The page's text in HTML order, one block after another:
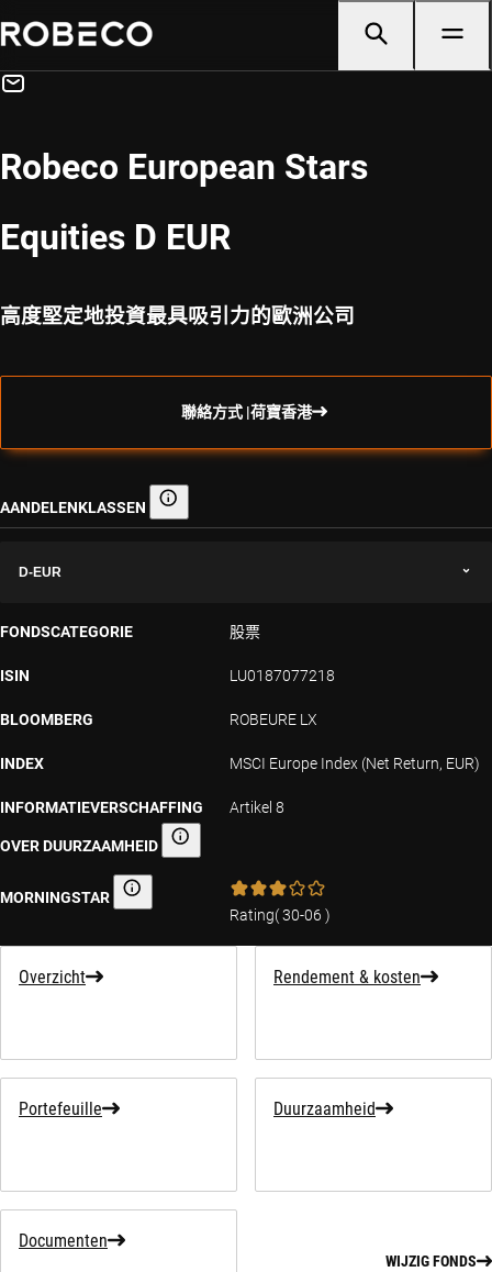
Robeco European Stars
Equities D EUR
高度堅定地投資最具吸引力的歐洲公司
聯絡方式 |荷寶香港
AANDELENKLASSEN Aandelenklassen
D-EUR
FONDSCATEGORIE 股票
ISIN LU0187077218
BLOOMBERG ROBEURE LX
INDEX MSCI Europe Index (Net Return, EUR)
INFORMATIEVERSCHAFFING
OVER DUURZAAMHEID Informatieverschaffing over duurzaamheid
Artikel 8
MORNINGSTAR Morningstar
Rating(30-06 )
Overzicht Rendement & kosten
Portefeuille Duurzaamheid
Documenten
WIJZIG FONDS